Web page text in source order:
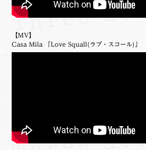
【MV】
Casa Mila 「Love Squall(ラブ・スコール)」